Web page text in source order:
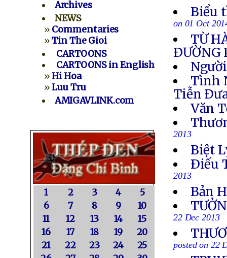
Archives
NEWS
» Commentaries
»Tin The Gioi
CARTOONS
CARTOONS in English
»Hi Hoa
»Luu Tru
AMIGAVLINK.com
1 2 3 4
5
6
7 8 9
10
11
12 13 14
15
16
17 18 19
20
21
22 23 24
25
Biểu
on 01 Oct
TỪ
ÐƯỜNG
Tình
Tiễn
Văn
2013
Biệt
Ðiếu
2013
Bản
22 Dec 2013
posted on 22